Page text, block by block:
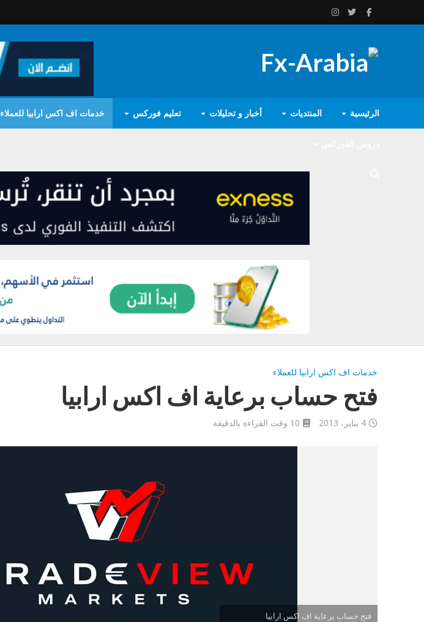
الرئيسية المنتديات أخبار و تحليلات تعليم فوركس خدمات اف اكس ارابيا للعملاء
خدمات اف اكس ارابيا للعملاء
فتح حساب برعاية اف اكس ارابيا
4 يناير، 2013 10 وقت القراءة بالدقيقة
فتح حساب برعاية اف اكس ارابيا